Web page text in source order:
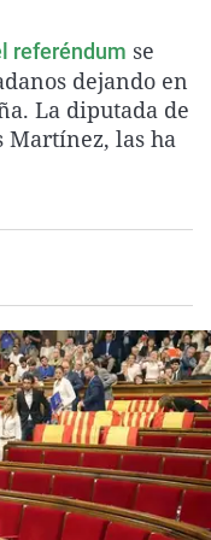
Gente viajera
Como el perro y el
Retornados
Equipo de
Operación Viuda
Galicia
La Rioja
Navarra
Televisión
Elecciones
referéndum se
dejando en
La diputada de
Martínez, las ha